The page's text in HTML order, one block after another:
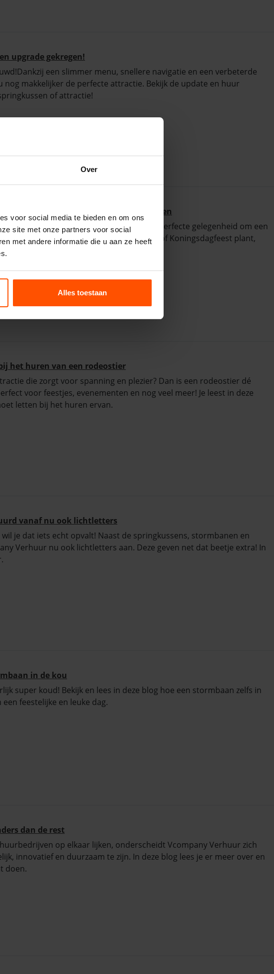
Over
voor social media te bieden en om ons
site met onze partners voor social
met andere informatie die u aan ze heeft
Alles toestaan
upgrade gekregen!
een slimmer menu, snellere navigatie en een verbeterde
nog makkelijker de perfecte attractie. Bekijk de update en huur
of attractie!
deur - tijd om een attractie te reserveren
betekent meer zon, langere dagen en de perfecte gelegenheid om een
Of je nu een sportdag, familiedag of Koningsdagfeest plant,
helemaal af.
het huren van een rodeostier
die zorgt voor spanning en plezier? Dan is een rodeostier dé
voor feestjes, evenementen en nog veel meer! Je leest in deze
letten bij het huren ervan.
vanaf nu ook lichtletters
je dat iets echt opvalt! Naast de springkussens, stormbanen en
Verhuur nu ook lichtletters aan. Deze geven net dat beetje extra! In
in de kou
super koud! Bekijk en lees in deze blog hoe een stormbaan zelfs in
feestelijke en leuke dag.
dan de rest
op elkaar lijken, onderscheidt Vcompany Verhuur zich
innovatief en duurzaam te zijn. In deze blog lees je er meer over en
doen.